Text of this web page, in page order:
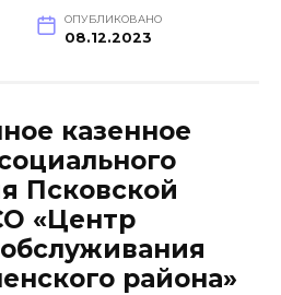
ОПУБЛИКОВАНО
08.12.2023
казенное
Псковской
«Центр
района»